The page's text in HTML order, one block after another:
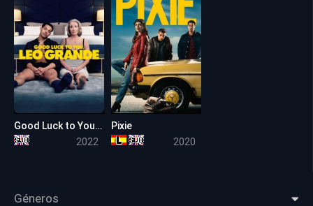
Good Luck to You, Leo Grande
2022
Pixie
2020
Géneros